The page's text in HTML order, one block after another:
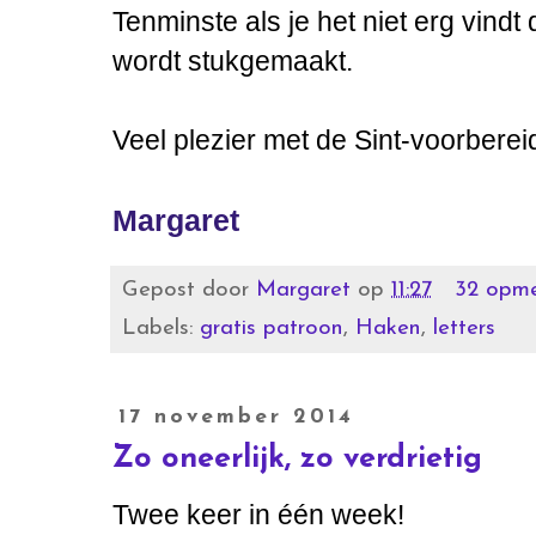
Tenminste als je het niet erg
wordt stukgemaakt.
Veel plezier met de Sint-
Margaret
Gepost door Margaret op 11:27
32
Labels: gratis patroon, Haken, letters
17 november 2014
Zo oneerlijk, zo verdrietig
Twee keer in één week!